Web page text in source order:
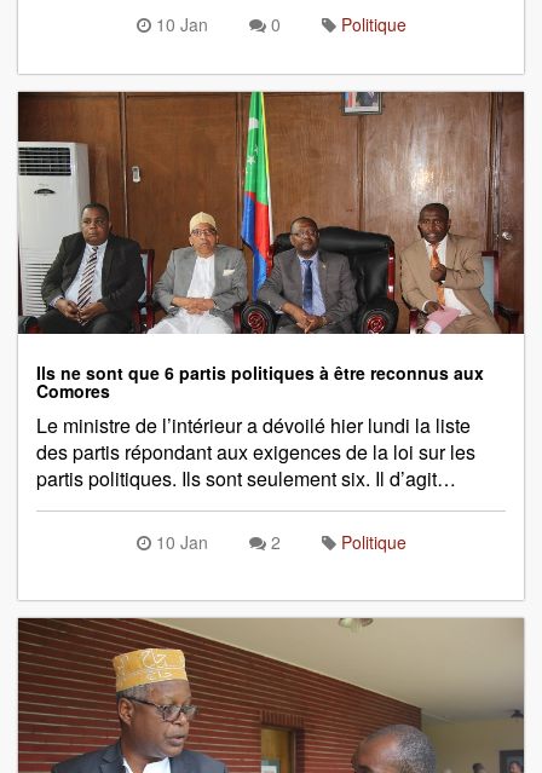
10 Jan 0 Politique
Ils ne sont que 6 partis politiques à être reconnus aux
Comores
Le ministre de l’intérieur a dévoilé hier lundi la liste
des partis répondant aux exigences de la loi sur les
partis politiques. Ils sont seulement six. Il d’agit…
10 Jan 2 Politique